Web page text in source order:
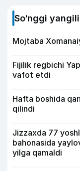
So‘nggi
Mojtaba
Fijilik regbichi
vafot etdi
Hafta boshida
qilindi
Jizzaxda 77
bahonasida
yilga qamaldi